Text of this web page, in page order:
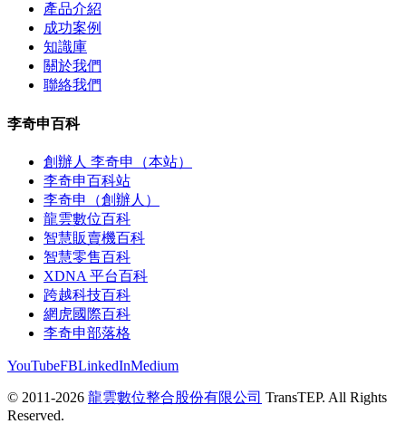
產品介紹
成功案例
知識庫
關於我們
聯絡我們
李奇申百科
創辦人 李奇申（本站）
李奇申百科站
李奇申（創辦人）
龍雲數位百科
智慧販賣機百科
智慧零售百科
XDNA 平台百科
跨越科技百科
網虎國際百科
李奇申部落格
YouTubeFBLinkedInMedium
© 2011-2026 龍雲數位整合股份有限公司 TransTEP. All Rights
Reserved.